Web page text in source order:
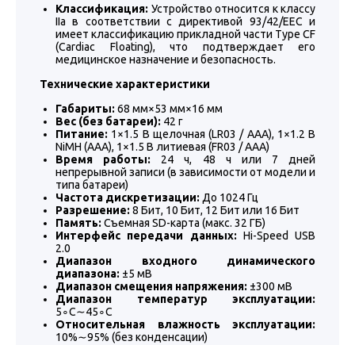
Классификация: Устройство относится к классу
IIa в соответствии с директивой 93/42/EEC и
имеет классификацию прикладной части Type CF
(Cardiac Floating), что подтверждает его
медицинское назначение и безопасность.
Технические характеристики
Габариты: 68 мм×53 мм×16 мм
Вес (без батареи): 42 г
Питание: 1×1.5 В щелочная (LR03 / AAA), 1×1.2 В
NiMH (AAA), 1×1.5 В литиевая (FR03 / AAA)
Время работы: 24 ч, 48 ч или 7 дней
непрерывной записи (в зависимости от модели и
типа батареи)
Частота дискретизации: До 1024 Гц
Разрешение: 8 Бит, 10 Бит, 12 Бит или 16 Бит
Память: Съемная SD-карта (макс. 32 ГБ)
Интерфейс передачи данных: Hi-Speed USB
2.0
Диапазон входного динамического
диапазона: ±5 мВ
Диапазон смещения напряжения: ±300 мВ
Диапазон температур эксплуатации:
5∘C∼45∘C
Относительная влажность эксплуатации:
10%∼95% (без конденсации)